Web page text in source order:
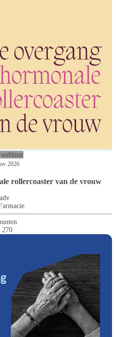
2026
rollercoaster van de vrouw
adv
270